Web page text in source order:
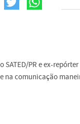
PR e ex-
na comunicação